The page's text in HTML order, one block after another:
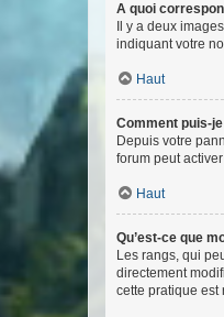
A quoi
Il y a deux
indiquant votre
Haut
Comment puis-
Depuis votre
forum peut
Haut
Qu’est-ce que
Les rangs, qui
directement
cette pratique est